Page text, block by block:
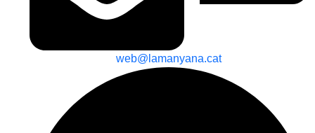
web@lamanyana.cat